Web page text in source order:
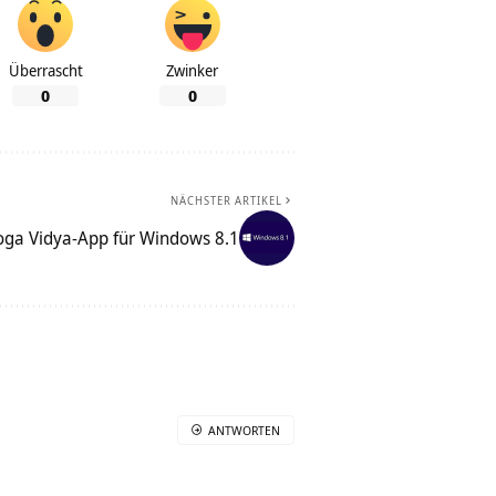
Überrascht
0
Zwinker
0
NÄCHSTER ARTIKEL
Vidya-App für Windows 8.1
ANTWORTEN